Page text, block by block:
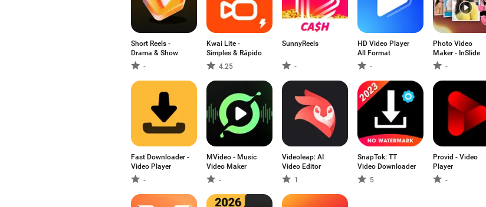
Short Reels -
Drama & Show
-
Kwai Lite -
Simples & Rápido
4.25
SunnyReels
-
HD Video Player
All Format
-
Photo Video
Maker - InSlide
-
Fast Downloader -
Video Player
-
MVideo - Music
Video Maker
-
Videoleap: AI
Video Editor
1
SnapTok: TT
Video Downloader
5
Provid - Video
Player
-